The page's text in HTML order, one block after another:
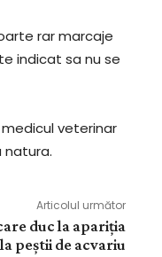
rar marcaje
indicat sa nu se
veterinar
natura.
Articolul următor
duc la apariția
peștii de acvariu